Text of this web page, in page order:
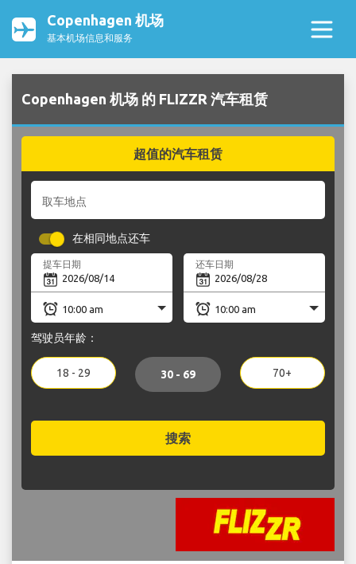
Copenhagen 机场
基本机场信息和服务
Copenhagen 机场 的 FLIZZR 汽车租赁
超值的汽车租赁
取车地点
在相同地点还车
提车日期 还车日期
驾驶员年龄：
18 - 29 30 - 69 70+
搜索